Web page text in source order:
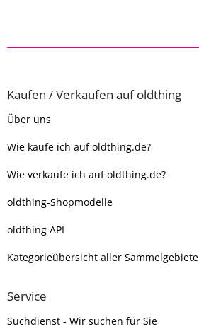
Kaufen / Verkaufen auf oldthing
Über uns
Wie kaufe ich auf oldthing.de?
Wie verkaufe ich auf oldthing.de?
oldthing-Shopmodelle
oldthing API
Kategorieübersicht aller Sammelgebiete
Service
Suchdienst - Wir suchen für Sie